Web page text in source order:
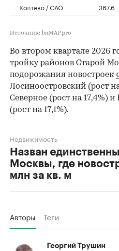
Коптево / САО
367,6
Источник: bnMAP.pro
Во втором квартале 2026
тройку районов Старой
подорожания новостроек
Лосиноостровский (рост
Северное (рост на 17,4%)
(рост на 17,1%).
Назван
Москвы, где
млн за кв. м
Недвижимость
Авторы Теги
Георгий Трушин